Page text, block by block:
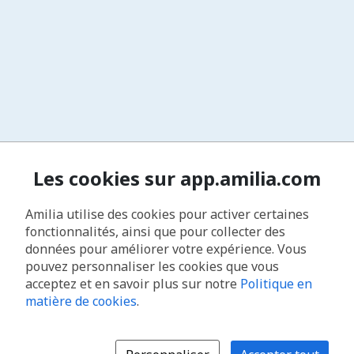
Les cookies sur app.amilia.com
Amilia utilise des cookies pour activer certaines
fonctionnalités, ainsi que pour collecter des
données pour améliorer votre expérience. Vous
pouvez personnaliser les cookies que vous
acceptez et en savoir plus sur notre Politique en
matière de cookies.